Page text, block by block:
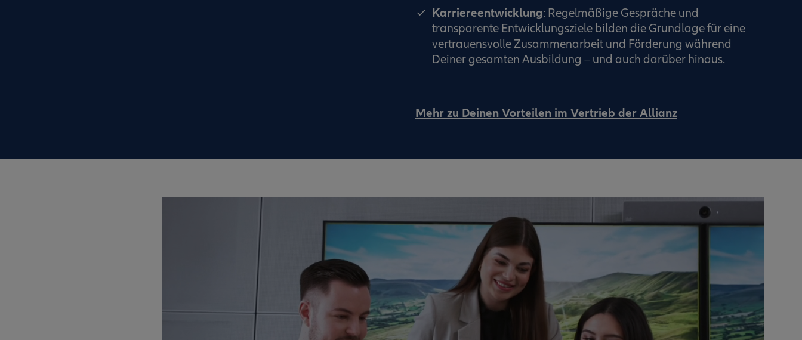
Karriereentwicklung: Regelmäßige Gespräche und
transparente Entwicklungsziele bilden die Grundlage für eine
vertrauensvolle Zusammenarbeit und Förderung während
Deiner gesamten Ausbildung – und auch darüber hinaus.
Mehr zu Deinen Vorteilen im Vertrieb der Allianz